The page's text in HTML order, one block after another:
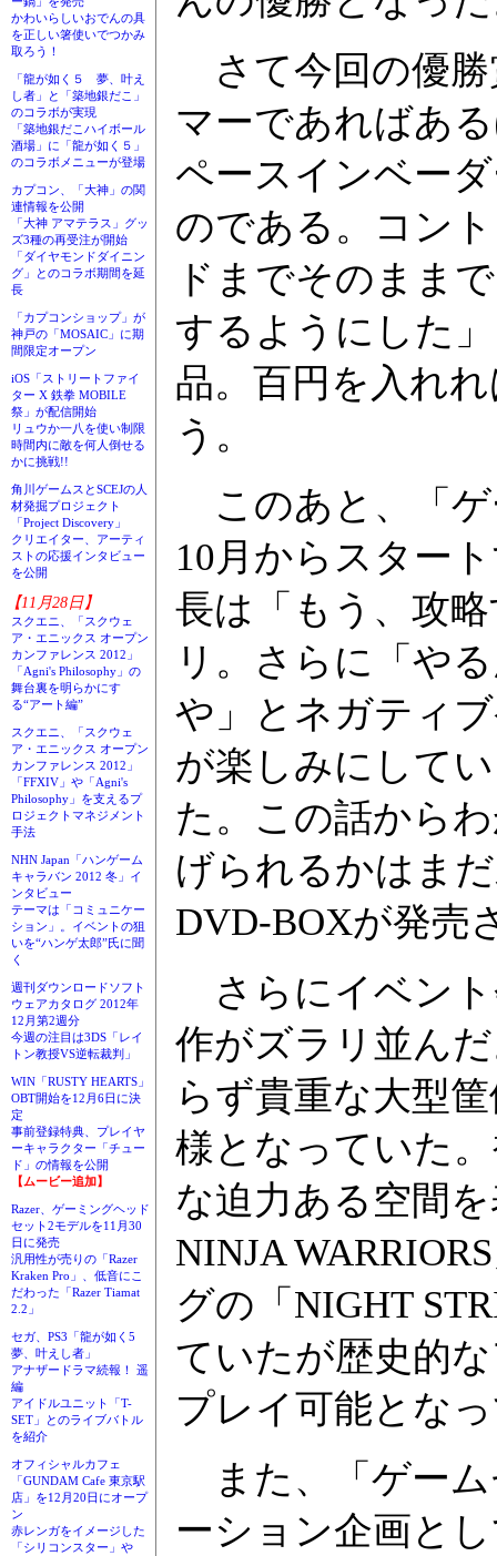
かわいらしいおでんの具
を正しい箸使いでつかみ
取ろう！
「龍が如く５ 夢、叶え
し者」と「築地銀だこ」
のコラボが実現
「築地銀だこハイボール
酒場」に「龍が如く５」
のコラボメニューが登場
カプコン、「大神」の関
連情報を公開
「大神 アマテラス」グッ
ズ3種の再受注が開始
「ダイヤモンドダイニン
グ」とのコラボ期間を延
長
「カプコンショップ」が
神戸の「MOSAIC」に期
間限定オープン
iOS「ストリートファイ
ター X 鉄拳 MOBILE
祭」が配信開始
リュウか一八を使い制限
時間内に敵を何人倒せる
かに挑戦!!
角川ゲームスとSCEJの人
材発掘プロジェクト
「Project Discovery」
クリエイター、アーティ
ストの応援インタビュー
を公開
【11月28日】
スクエニ、「スクウェ
ア・エニックス オープン
カンファレンス 2012」
「Agni's Philosophy」の
舞台裏を明らかにす
る“アート編”
スクエニ、「スクウェ
ア・エニックス オープン
カンファレンス 2012」
「FFXIV」や「Agni's
Philosophy」を支えるプ
ロジェクトマネジメント
手法
NHN Japan「ハンゲーム
キャラバン 2012 冬」イ
ンタビュー
テーマは「コミュニケー
ション」。イベントの狙
いを“ハンゲ太郎”氏に聞
く
週刊ダウンロードソフト
ウェアカタログ 2012年
12月第2週分
今週の注目は3DS「レイ
トン教授VS逆転裁判」
WIN「RUSTY HEARTS」
OBT開始を12月6日に決
定
事前登録特典、プレイヤ
ーキャラクター「チュー
ド」の情報を公開
【ムービー追加】
Razer、ゲーミングヘッド
セット2モデルを11月30
日に発売
汎用性が売りの「Razer
Kraken Pro」、低音にこ
だわった「Razer Tiamat
2.2」
セガ、PS3「龍が如く5
夢、叶えし者」
アナザードラマ続報！ 遥
編
アイドルユニット「T-
SET」とのライブバトル
を紹介
オフィシャルカフェ
「GUNDAM Cafe 東京駅
店」を12月20日にオープ
ン
赤レンガをイメージした
「シリコンスター」や
さて今回の優勝
マーであればあ
ペースインベー
のである。コン
ドまでそのまま
するようにした
品。百円を入れ
う。
このあと、「ゲ
10月からスター
長は「もう、攻
リ。さらに「や
や」とネガティ
が楽しみにして
た。この話から
げられるかはま
DVD-BOXが発売
さらにイベント
作がズラリ並ん
らず貴重な大型
様となっていた
な迫力ある空間
NINJA
グの「NIGHT
ていたが歴史的
プレイ可能とな
また、「ゲーム
ーション企画とし